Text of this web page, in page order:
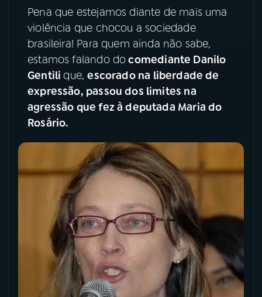
Pena que estejamos diante de mais uma
violência que chocou a sociedade
brasileira! Para quem ainda não sabe,
estamos falando docomediante Danilo
Gentilique,escorado na liberdade de
expressão, passou dos limites na
agressão que fez à deputada Maria do
Rosário.